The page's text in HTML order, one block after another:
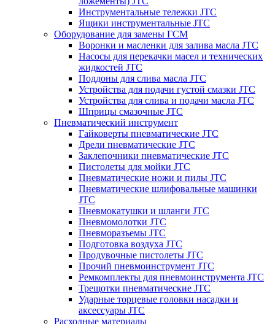
Инструментальные тележки JTC
Ящики инструментальные JTC
Оборудование для замены ГСМ
Воронки и масленки для залива масла JTC
Насосы для перекачки масел и технических
жидкостей JTC
Поддоны для слива масла JTC
Устройства для подачи густой смазки JTC
Устройства для слива и подачи масла JTC
Шприцы смазочные JTC
Пневматический инструмент
Гайковерты пневматические JTC
Дрели пневматические JTC
Заклепочники пневматические JTC
Пистолеты для мойки JTC
Пневматические ножи и пилы JTC
Пневматические шлифовальные машинки
JTC
Пневмокатушки и шланги JTC
Пневмомолотки JTC
Пневморазъемы JTC
Подготовка воздуха JTC
Продувочные пистолеты JTC
Прочий пневмоинструмент JTC
Ремкомплекты для пневмоинструмента JTC
Трещотки пневматические JTC
Ударные торцевые головки насадки и
аксессуары JTC
Расходные материалы